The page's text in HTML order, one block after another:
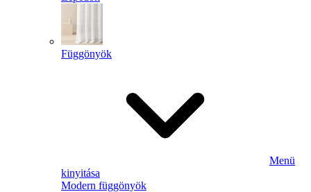
Függönyök
Menü
kinyitása
Modern függönyök